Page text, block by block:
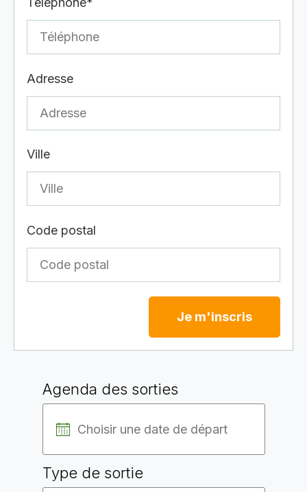
Adresse
Ville
Code postal
Je m'inscris
Agenda des sorties
Type de sortie